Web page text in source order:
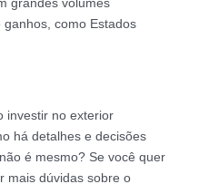
como Estados
investir no exterior
há detalhes e decisões
é mesmo? Se você quer
mais dúvidas sobre o